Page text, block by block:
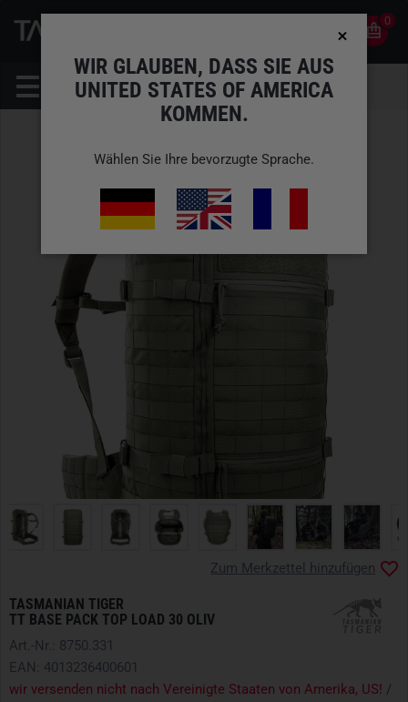
0
TASMANIAN TIGER
TT BASE PACK TOP LOAD 30 OLIV
Zum Merkzettel hinzufügen
Art.-Nr.: 8750.331
EAN: 4013236400601
wir versenden nicht nach Vereinigte Staaten von Amerika, US! /
WIR GLAUBEN, DASS SIE AUS
UNITED STATES OF AMERICA
KOMMEN.
Wählen Sie Ihre bevorzugte Sprache.